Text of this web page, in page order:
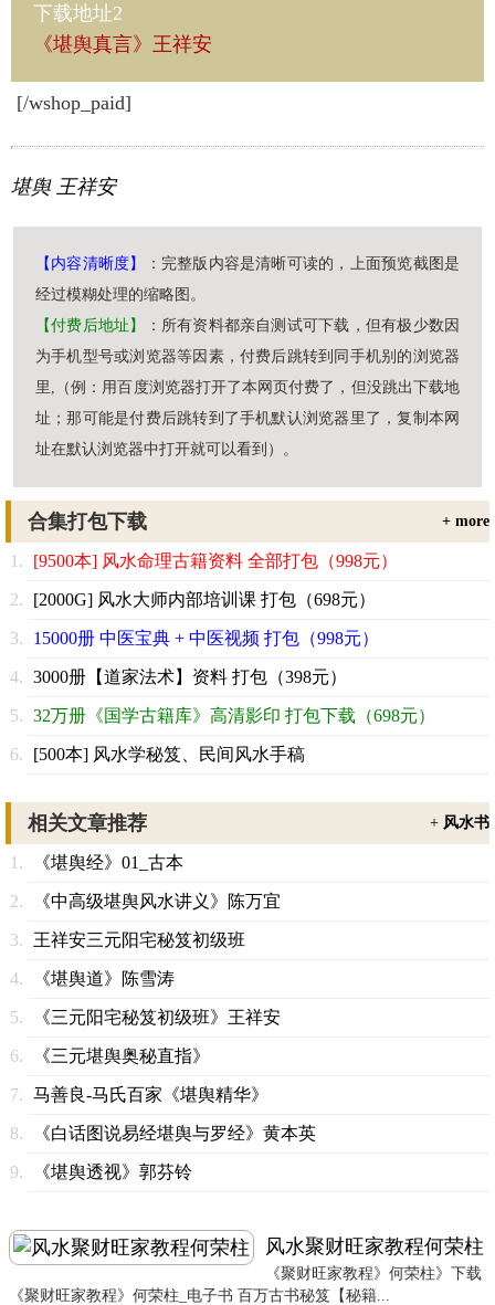
下载地址2
《堪舆真言》王祥安
[/wshop_paid]
堪舆 王祥安
【内容清晰度】
：完整版内容是清晰可读的，上面预览截图是
经过模糊处理的缩略图。
【付费后地址】
：所有资料都亲自测试可下载，但有极少数因
为手机型号或浏览器等因素，付费后跳转到同手机别的浏览器
里,（例：用百度浏览器打开了本网页付费了，但没跳出下载地
址；那可能是付费后跳转到了手机默认浏览器里了，复制本网
址在默认浏览器中打开就可以看到）。
合集打包下载 + more
[9500本] 风水命理古籍资料 全部打包（998元）
[2000G] 风水大师内部培训课 打包（698元）
15000册 中医宝典 + 中医视频 打包（998元）
3000册【道家法术】资料 打包（398元）
32万册《国学古籍库》高清影印 打包下载（698元）
[500本] 风水学秘笈、民间风水手稿
相关文章推荐 + 风水书
《堪舆经》01_古本
《中高级堪舆风水讲义》陈万宜
王祥安三元阳宅秘笈初级班
《堪舆道》陈雪涛
《三元阳宅秘笈初级班》王祥安
《三元堪舆奥秘直指》
马善良-马氏百家《堪舆精华》
《白话图说易经堪舆与罗经》黄本英
《堪舆透视》郭芬铃
风水聚财旺家教程何荣柱
《聚财旺家教程》何荣柱》下载
《聚财旺家教程》何荣柱_电子书 百万古书秘笈【秘籍...